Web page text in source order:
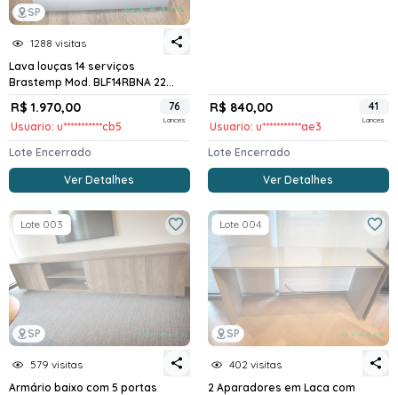
SP
1288 visitas
Lava louças 14 serviços
Brastemp Mod. BLF14RBNA 22...
R$ 1.970,00
Usuario: u***********cb5
76
Lances
Lote Encerrado
Ver Detalhes
R$ 840,00
Usuario: u***********ae3
41
Lances
Lote Encerrado
Ver Detalhes
SP
Lote 003
579 visitas
Armário baixo com 5 portas
SP
Lote 004
402 visitas
2 Aparadores em Laca com